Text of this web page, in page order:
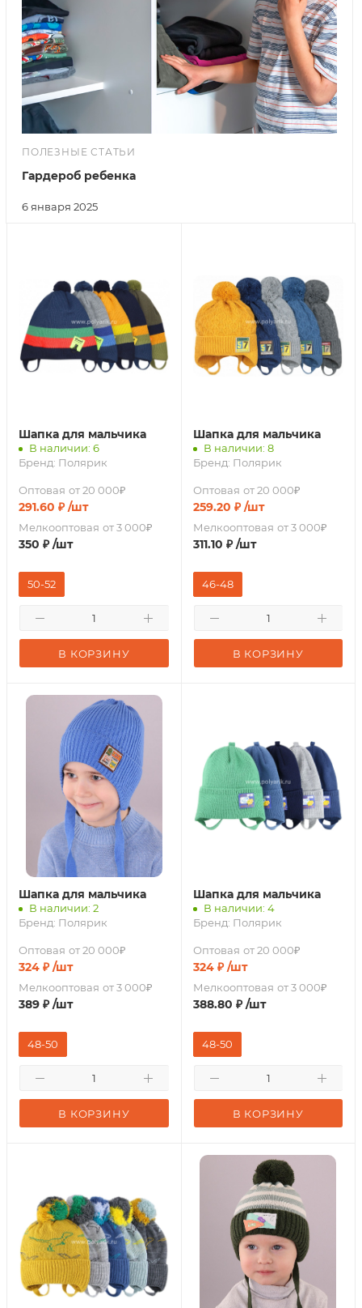
ПОЛЕЗНЫЕ СТАТЬИ
6 января 2025
Гардероб ребенка
Шапка для мальчика
В наличии: 6
Бренд: Полярик
Оптовая от 20 000₽
291.60 ₽ /шт
Мелкооптовая от 3 000₽
350 ₽ /шт
В КОРЗИНУ
50-52
Шапка для мальчика
В наличии: 8
Бренд: Полярик
Оптовая от 20 000₽
259.20 ₽ /шт
Мелкооптовая от 3 000₽
311.10 ₽ /шт
В КОРЗИНУ
46-48
Шапка для мальчика
В наличии: 2
Бренд: Полярик
Оптовая от 20 000₽
324 ₽ /шт
Мелкооптовая от 3 000₽
389 ₽ /шт
В КОРЗИНУ
48-50
Шапка для мальчика
В наличии: 4
Бренд: Полярик
Оптовая от 20 000₽
324₽ /шт
Мелкооптовая от 3 000₽
388.80 ₽ /шт
В КОРЗИНУ
48-50